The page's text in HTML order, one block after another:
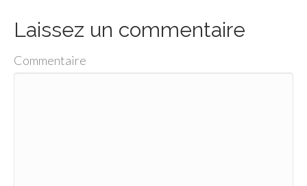
Laissez un commentaire
Commentaire